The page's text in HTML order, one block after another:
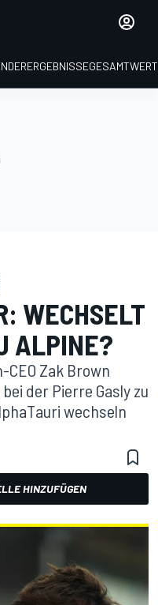
ERGEBNISSE
WECHSELT
ALPINE?
Zak Brown
der Pierre Gasly zu
wechseln
HINZUFÜGEN